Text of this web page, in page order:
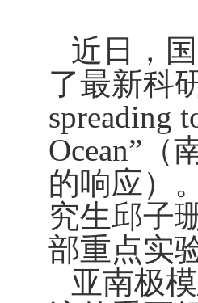
近日，
了最新科
spreading
Ocean” （
的响应）
究生邱子
部重点实
亚南极